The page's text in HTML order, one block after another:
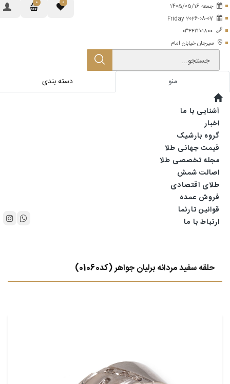
جمعه 1405/05/16
Friday 2026-08-07
۰۳۴۴۲۲۰۱۸۰۰
سیرجان خیابان امام
0
0
جستجو...
منو
دسته بندی
آشنایی با ما
اخبار
گروه بارشیک
قیمت جهانی طلا
مجله تخصصی طلا
اصالت شمش
طلای اقتصادی
فروش عمده
قوانین تارنما
ارتباط با ما
حلقه سفید مردانه برلیان جواهر (کد01060)